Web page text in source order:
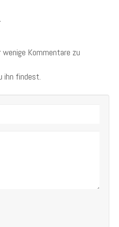
wenige Kommentare zu
ihn findest.